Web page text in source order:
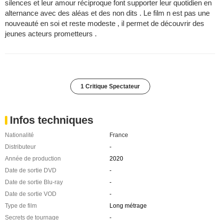
silences et leur amour réciproque font supporter leur quotidien en
alternance avec des aléas et des non dits . Le film n est pas une
nouveauté en soi et reste modeste , il permet de découvrir des
jeunes acteurs prometteurs .
1 Critique Spectateur
Infos techniques
Nationalité
France
Distributeur
-
Année de production
2020
Date de sortie DVD
-
Date de sortie Blu-ray
-
Date de sortie VOD
-
Type de film
Long métrage
Secrets de tournage
-